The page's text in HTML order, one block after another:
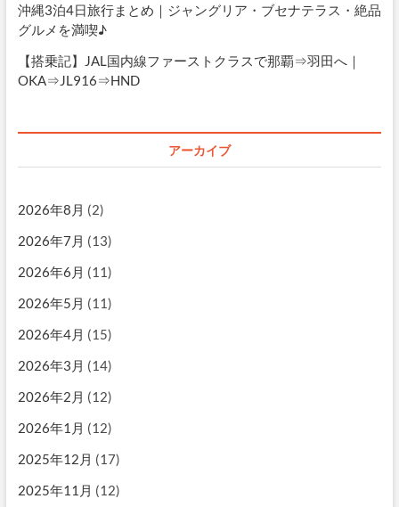
沖縄3泊4日旅行まとめ｜ジャングリア・ブセナテラス・絶品
グルメを満喫♪
【搭乗記】JAL国内線ファーストクラスで那覇⇒羽田へ｜
OKA⇒JL916⇒HND
アーカイブ
2026年8月 (2)
2026年7月 (13)
2026年6月 (11)
2026年5月 (11)
2026年4月 (15)
2026年3月 (14)
2026年2月 (12)
2026年1月 (12)
2025年12月 (17)
2025年11月 (12)